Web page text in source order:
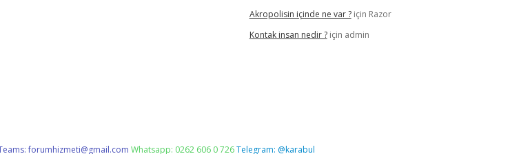
Akropolisin içinde ne var ?için Razor
Kontak insan nedir ?için admin
forumhizmeti@gmail.com Whatsapp: 0262 606 0 726Telegram: @karabul